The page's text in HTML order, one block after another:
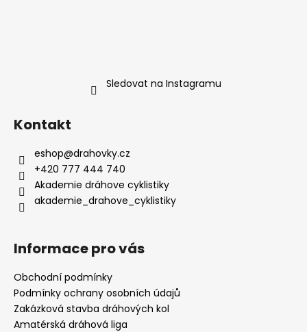
Sledovat na Instagramu
Kontakt
eshop@drahovky.cz
+420 777 444 740
Akademie dráhove cyklistiky
akademie_drahove_cyklistiky
Informace pro vás
Obchodní podmínky
Podmínky ochrany osobních údajů
Zakázková stavba dráhových kol
Amatérská dráhová liga